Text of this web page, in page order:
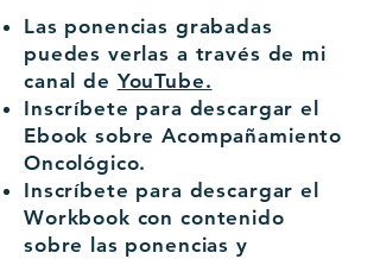
Las ponencias grabadas
puedes verlas a través de mi
canal de YouTube.
Inscríbete para descargar el
Ebook sobre Acompañamiento
Oncológico.
Inscríbete para descargar el
Workbook con contenido
sobre las ponencias y